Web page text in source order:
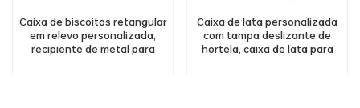
Caixa de biscoitos retangular
em relevo personalizada,
recipiente de metal para
Caixa de lata personalizada
com tampa deslizante de
hortelã, caixa de lata para